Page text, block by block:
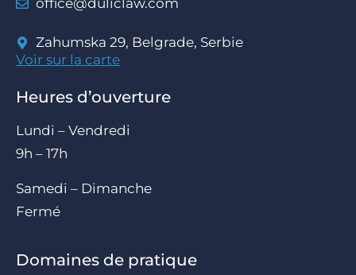
office@duliclaw.com
Zahumska 29, Belgrade, Serbie
Voir sur la carte
Heures d’ouverture
Lundi – Vendredi
9h – 17h
Samedi – Dimanche
Fermé
Domaines de pratique